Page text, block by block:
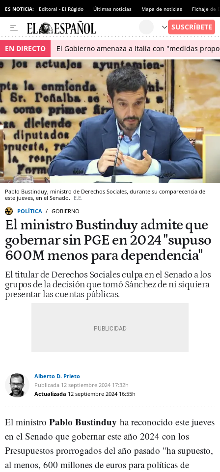
ES NOTICIA: Editoral - El Rúgido Últimas noticias Mapa de noticias Fichaje de
EN DIRECTO El Gobierno amenaza a Italia con "medidas
Pablo Bustinduy, ministro de Derechos Sociales, durante su comparecencia de
este jueves, en el Senado. E.E.
POLÍTICA
GOBIERNO
El ministro Bustinduy admite que
gobernar sin PGE en 2024 "supuso
600M menos para dependencia"
El titular de Derechos Sociales culpa en el Senado a los
grupos de la decisión que tomó Sánchez de ni siquiera
presentar las cuentas públicas.
Alberto D. Prieto
Publicada 12 septiembre 2024 17:32h
Actualizada 12 septiembre 2024 16:55h
El ministro Pablo Bustinduy ha reconocido este jueves
en el Senado que gobernar este año 2024 con los
Presupuestos prorrogados del año pasado "ha supuesto,
al menos, 600 millones de euros para políticas de